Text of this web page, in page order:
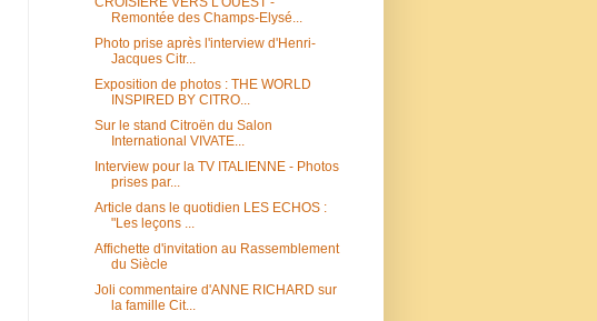
Remontée des Champs-Elysé...
Photo prise après l'interview d'Henri-
Jacques Citr...
Exposition de photos : THE WORLD
INSPIRED BY CITRO...
Sur le stand Citroën du Salon
International VIVATE...
Interview pour la TV ITALIENNE - Photos
prises par...
Article dans le quotidien LES ECHOS :
"Les leçons ...
Affichette d'invitation au Rassemblement
du Siècle
Joli commentaire d'ANNE RICHARD sur
la famille Cit...